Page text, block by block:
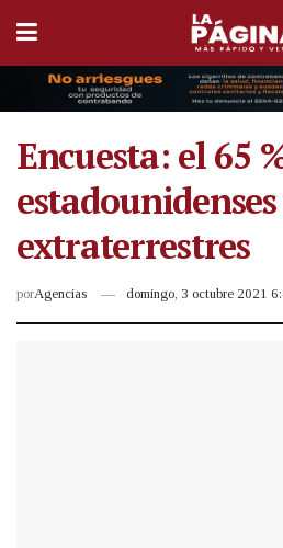
Encuesta: el 65
extraterrestres
porAgencias domingo, 3 octubre 2021